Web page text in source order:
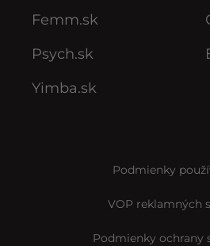
Femm.sk
Psych.sk
Yimba.sk
Podmienky
VOP reklamných
Podmienky ochrany